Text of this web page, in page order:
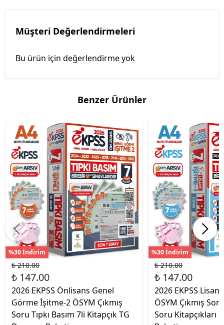
Müşteri Değerlendirmeleri
Bu ürün için değerlendirme yok
Benzer Ürünler
%30 İndirim
₺ 210.00
₺ 147.00
2026 EKPSS Önlisans Genel
Görme İşitme-2 ÖSYM Çıkmış
Soru Tıpkı Basım 7li Kitapçık TG
%30 İndirim
₺ 210.00
₺ 147.00
2026 EKPSS
ÖSYM Çıkmış
Soru Kitapçıkları